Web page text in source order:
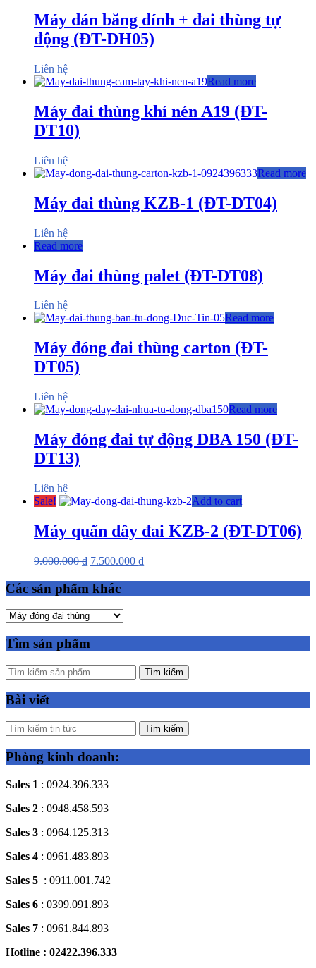
Máy dán băng dính + đai thùng tự
động (ĐT-DH05)
Liên hệ
Read more
Máy đai thùng khí nén A19 (ĐT-
DT10)
Liên hệ
Read more
Máy đai thùng KZB-1 (ĐT-DT04)
Liên hệ
Read more
Máy đai thùng palet (ĐT-DT08)
Liên hệ
Read more
Máy đóng đai thùng carton (ĐT-
DT05)
Liên hệ
Read more
Máy đóng đai tự động DBA 150 (ĐT-
DT13)
Liên hệ
Sale!
Add to cart
Máy quấn dây đai KZB-2 (ĐT-DT06)
9.000.000₫ 7.500.000 ₫
Các sản phẩm khác
Tìm sản phẩm
Tìm kiếm
Bài viết
Tìm kiếm
Phòng kinh doanh:
Sales 1 : 0924.396.333
Sales 2 : 0948.458.593
Sales 3 : 0964.125.313
Sales 4 : 0961.483.893
Sales 5 : 0911.001.742
Sales 6 : 0399.091.893
Sales 7 : 0961.844.893
Hotline : 02422.396.333